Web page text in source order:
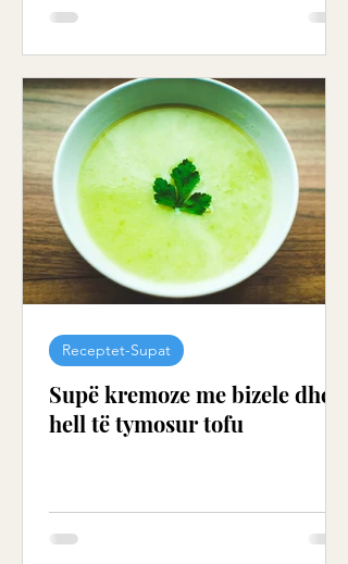
Supë kremoze me ​​bizele dhe
hell të tymosur tofu
Receptet-Supat